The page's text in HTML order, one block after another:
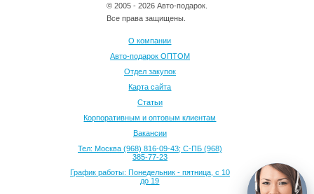
© 2005 - 2026 Авто-подарок.
Все права защищены.
О компании
Авто-подарок ОПТОМ
Отдел закупок
Карта сайта
Статьи
Корпоративным и оптовым клиентам
Вакансии
Тел: Москва (968) 816-09-43; С-ПБ (968)
385-77-23
График работы: Понедельник - пятница, с 10
до 19